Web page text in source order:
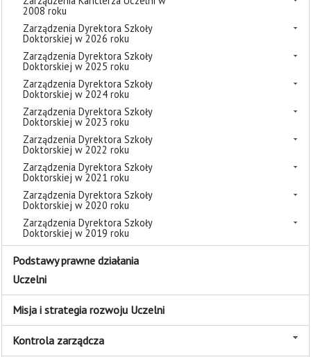
2008 roku
Zarządzenia Dyrektora Szkoły
Doktorskiej w 2026 roku
Zarządzenia Dyrektora Szkoły
Doktorskiej w 2025 roku
Zarządzenia Dyrektora Szkoły
Doktorskiej w 2024 roku
Zarządzenia Dyrektora Szkoły
Doktorskiej w 2023 roku
Zarządzenia Dyrektora Szkoły
Doktorskiej w 2022 roku
Zarządzenia Dyrektora Szkoły
Doktorskiej w 2021 roku
Zarządzenia Dyrektora Szkoły
Doktorskiej w 2020 roku
Zarządzenia Dyrektora Szkoły
Doktorskiej w 2019 roku
Podstawy prawne działania
Uczelni
Misja i strategia rozwoju Uczelni
Kontrola zarządcza